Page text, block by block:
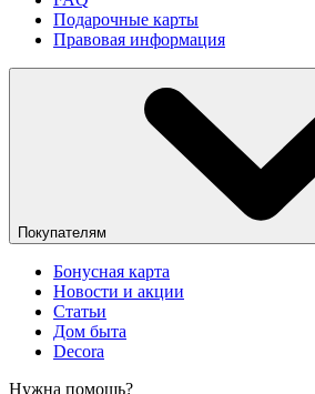
Подарочные карты
Правовая информация
Покупателям
Бонусная карта
Новости и акции
Статьи
Дом быта
Decora
Нужна помощь?